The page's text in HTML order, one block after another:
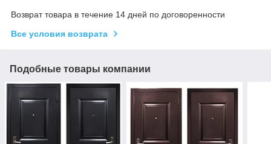
Возврат товара в течение 14 дней по договоренности
Все условия возврата
Подобные товары компании